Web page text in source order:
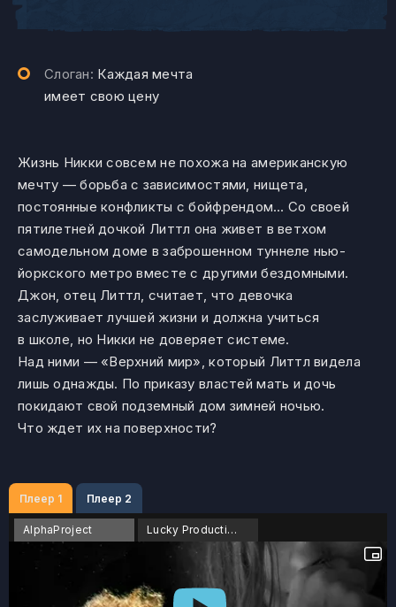
Слоган: Каждая мечта
имеет свою цену
Жизнь Никки совсем не похожа на американскую
мечту — борьба с зависимостями, нищета,
постоянные конфликты с бойфрендом… Со своей
пятилетней дочкой Литтл она живет в ветхом
самодельном доме в заброшенном туннеле нью-
йоркского метро вместе с другими бездомными.
Джон, отец Литтл, считает, что девочка
заслуживает лучшей жизни и должна учиться
в школе, но Никки не доверяет системе.
Над ними — «Верхний мир», который Литтл видела
лишь однажды. По приказу властей мать и дочь
покидают свой подземный дом зимней ночью.
Что ждет их на поверхности?
Плеер 1 Плеер 2
AlphaProject Lucky Production